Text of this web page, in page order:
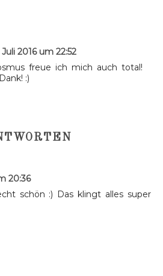
Juli 2016 um 22:52
freue ich mich auch total!
:)
20:36
schön :) Das klingt alles super